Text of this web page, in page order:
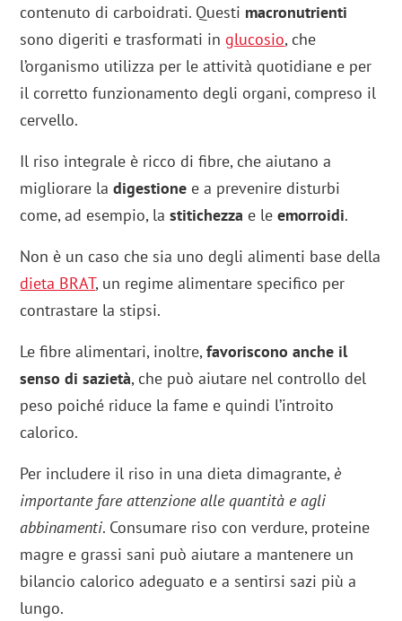
contenuto di carboidrati. Questi macronutrienti
sono digeriti e trasformati inglucosio, che
l’organismo utilizza per le attività quotidiane e per
il corretto funzionamento degli organi, compreso il
cervello.
Il riso integrale è ricco di fibre, che aiutano a
migliorare ladigestione e a prevenire disturbi
come, ad esempio, lastitichezza e le emorroidi.
Non è un caso che sia uno degli alimenti base della
dieta BRAT, un regime alimentare specifico per
contrastare la stipsi.
Le fibre alimentari, inoltre,favoriscono anche il
senso di sazietà, che può aiutare nel controllo del
peso poiché riduce la fame e quindi l’introito
calorico.
Per includere il riso in una dieta dimagrante, è
importante fare attenzione alle quantità e agli
abbinamenti. Consumare riso con verdure, proteine
magre e grassi sani può aiutare a mantenere un
bilancio calorico adeguato e a sentirsi sazi più a
lungo.